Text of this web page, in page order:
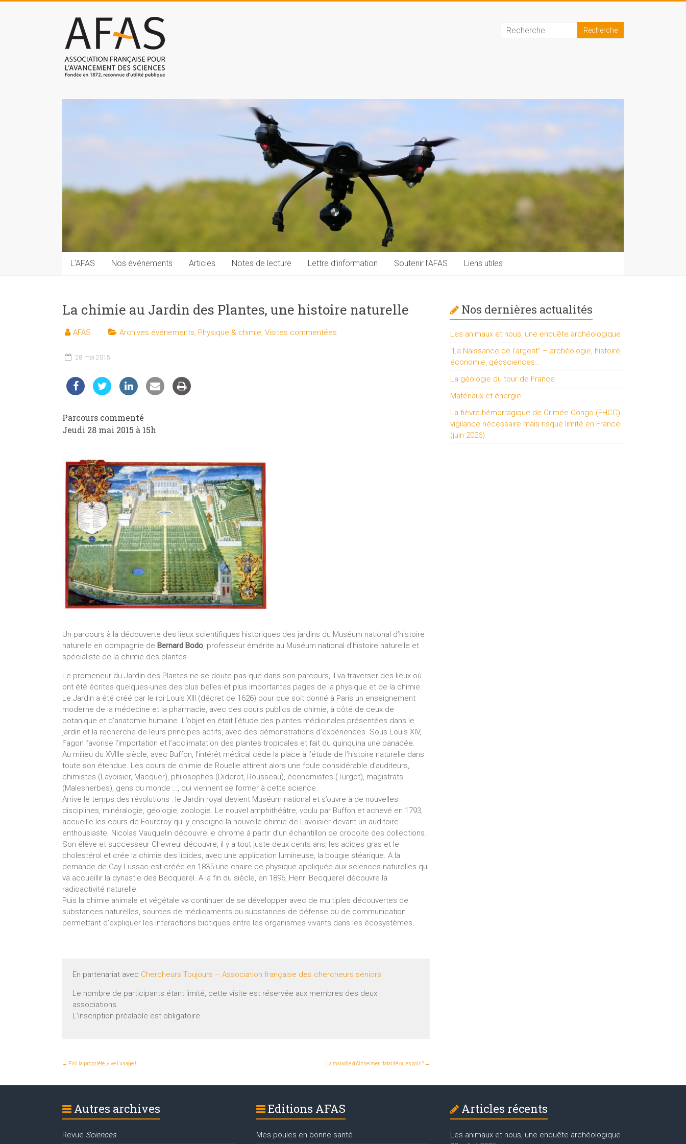
Association
française
pour
sciences
techniques
du
public
L’AFAS Nos événements Articles Notes de lecture Lettre d’information Soutenir l’AFAS Liens utiles
La chimie au Jardin des Plantes, une histoire naturelle
AFAS Archives événements, Physique & chimie, Visites commentées
28 mai 2015
Parcours commenté
Jeudi 28 mai 2015 à 15h
Un parcours à la découverte des lieux scientifiques historiques des jardins du Muséum national d’histoire
naturelle en compagnie de Bernard Bodo, professeur émérite au Muséum national d’histoire naturelle et
spécialiste de la chimie des plantes
Le promeneur du Jardin des Plantes ne se doute pas que dans son parcours, il va traverser des lieux où
ont été écrites quelques-unes des plus belles et plus importantes pages de la physique et de la chimie.
Le Jardin a été créé par le roi Louis XIII (décret de 1626) pour que soit donné à Paris un enseignement
moderne de la médecine et la pharmacie, avec des cours publics de chimie, à côté de ceux de
botanique et d’anatomie humaine. L’objet en était l’étude des plantes médicinales présentées dans le
jardin et la recherche de leurs principes actifs, avec des démonstrations d’expériences. Sous Louis XIV,
Fagon favorise l’importation et l’acclimatation des plantes tropicales et fait du quinquina une panacée.
Au milieu du XVIIIe siècle, avec Buffon, l’intérêt médical cède la place à l’étude de l’histoire naturelle dans
toute son étendue. Les cours de chimie de Rouelle attirent alors une foule considérable d’auditeurs,
chimistes (Lavoisier, Macquer), philosophes (Diderot, Rousseau), économistes (Turgot), magistrats
(Malesherbes), gens du monde …, qui viennent se former à cette science.
Arrive le temps des révolutions : le Jardin royal devient Muséum national et s’ouvre à de nouvelles
disciplines, minéralogie, géologie, zoologie. Le nouvel amphithéâtre, voulu par Buffon et achevé en 1793,
accueille les cours de Fourcroy qui y enseigne la nouvelle chimie de Lavoisier devant un auditoire
enthousiaste. Nicolas Vauquelin découvre le chrome à partir d’un échantillon de crocoïte des collections.
Son élève et successeur Chevreul découvre, il y a tout juste deux cents ans, les acides gras et le
cholestérol et crée la chimie des lipides, avec une application lumineuse, la bougie stéarique. A la
demande de Gay-Lussac est créée en 1835 une chaire de physique appliquée aux sciences naturelles qui
va accueillir la dynastie des Becquerel. A la fin du siècle, en 1896, Henri Becquerel découvre la
radioactivité naturelle.
Puis la chimie animale et végétale va continuer de se développer avec de multiples découvertes de
substances naturelles, sources de médicaments ou substances de défense ou de communication
permettant d’expliquer les interactions biotiques entre les organismes vivants dans les écosystèmes.
En partenariat avec Chercheurs Toujours – Association française des chercheurs seniors
Le nombre de participants étant limité, cette visite est réservée aux membres des deux
associations.
L’inscription préalable est obligatoire.
← Fini la propriété, vive l’usage ! La maladie d’Alzheimer : fatalité ou espoir ? →
Nos dernières actualités
Les animaux et nous, une enquête archéologique
“La Naissance de l’argent” – archéologie, histoire,
économie, géosciences…
La géologie du tour de France
Matériaux et énergie
La fièvre hémorragique de Crimée Congo (FHCC) :
vigilance nécessaire mais risque limité en France.
(juin 2026)
Autres archives
Revue Sciences
Editions AFAS
Mes poules en bonne santé
Articles récents
Les animaux et nous, une enquête archéologique